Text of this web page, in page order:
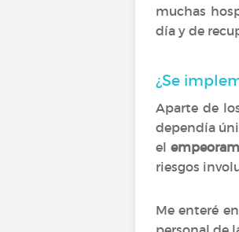
muchas
día y de
¿Se
Aparte de
dependía
el
riesgos
Me enteré